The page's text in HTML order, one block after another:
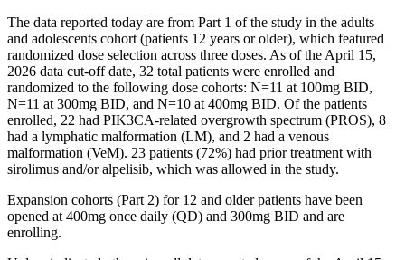
The data reported today are from Part 1 of the study in the adults
and adolescents cohort (patients 12 years or older), which featured
randomized dose selection across three doses. As of the April 15,
2026 data cut-off date, 32 total patients were enrolled and
randomized to the following dose cohorts: N=11 at 100mg BID,
N=11 at 300mg BID, and N=10 at 400mg BID. Of the patients
enrolled, 22 had PIK3CA-related overgrowth spectrum (PROS), 8
had a lymphatic malformation (LM), and 2 had a venous
malformation (VeM). 23 patients (72%) had prior treatment with
sirolimus and/or alpelisib, which was allowed in the study.
Expansion cohorts (Part 2) for 12 and older patients have been
opened at 400mg once daily (QD) and 300mg BID and are
enrolling.